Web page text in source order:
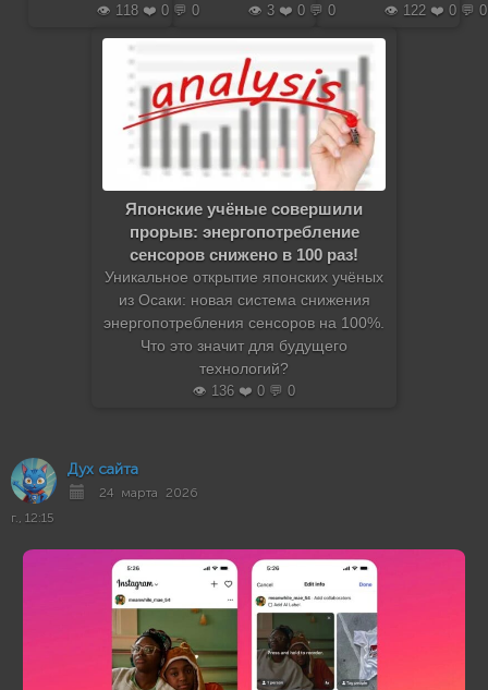
👁️ 118 ❤️ 0 💬 0
👁️ 3 ❤️ 0 💬 0 👁️ 122 ❤️ 0 💬 0
Японские учёные совершили
прорыв: энергопотребление
сенсоров снижено в 100 раз!
Уникальное открытие японских учёных
из Осаки: новая система снижения
энергопотребления сенсоров на 100%.
Что это значит для будущего
технологий?
👁️ 136 ❤️ 0 💬 0
Дух сайта
24 марта 2026
г., 12:15